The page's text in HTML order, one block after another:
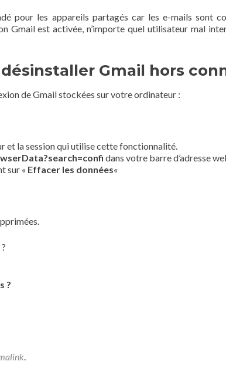
pour les appareils partagés car les e-mails sont
Gmail est activée, n’importe quel utilisateur mal
Gmail hors
de Gmail stockées sur votre ordinateur :
et la session qui utilise cette fonctionnalité.
dans votre barre d’adresse
sur « Effacer les données«
?